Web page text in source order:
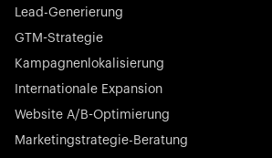
Startup 10M+
Rex ist die führende digitale Kette von
Deutschland. Mit den renommiertesten
Picus Capital und vielen anderen
Tiermedizinbranche nachhaltig.
Lead-Generierung
GTM-Strategie
Kampagnenlokalisierung
Internationale Expansion
Website A/B-Optimierung
Marketingstrategie-Beratung